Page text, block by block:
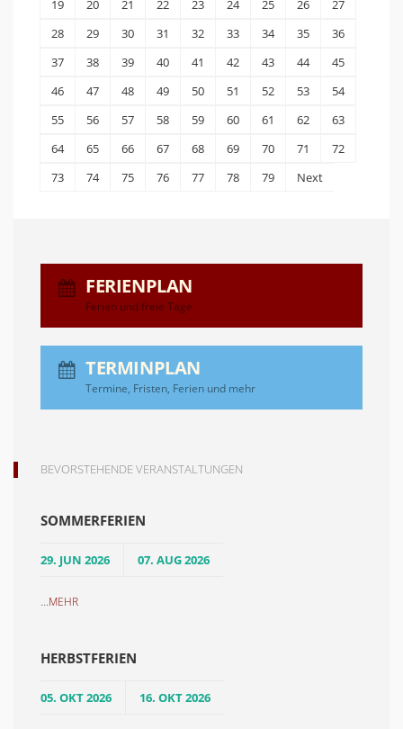
19 20 21 22 23 24 25 26
27
28
29 30 31 32 33 34 35
36
37
38 39 40 41 42 43 44
45
46
47 48 49 50 51 52 53
54
55
56 57 58 59 60 61 62
63
64
65 66 67 68 69 70 71
72
73
74 75 76 77 78 79 Next
FERIENPLAN
Ferien und freie Tage
TERMINPLAN
Termine, Fristen, Ferien und mehr
BEVORSTEHENDE VERANSTALTUNGEN
SOMMERFERIEN
29. JUN 2026 07. AUG 2026
...MEHR
HERBSTFERIEN
05. OKT 2026 16. OKT 2026